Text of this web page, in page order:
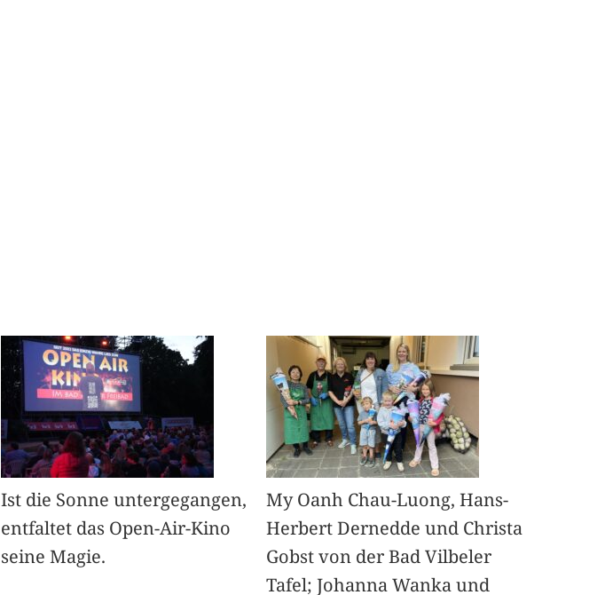
Ist die Sonne untergegangen,
entfaltet das Open-Air-Kino
seine Magie.
My Oanh Chau-Luong, Hans-
Herbert Dernedde und Christa
Gobst von der Bad Vilbeler
Tafel; Johanna Wanka und